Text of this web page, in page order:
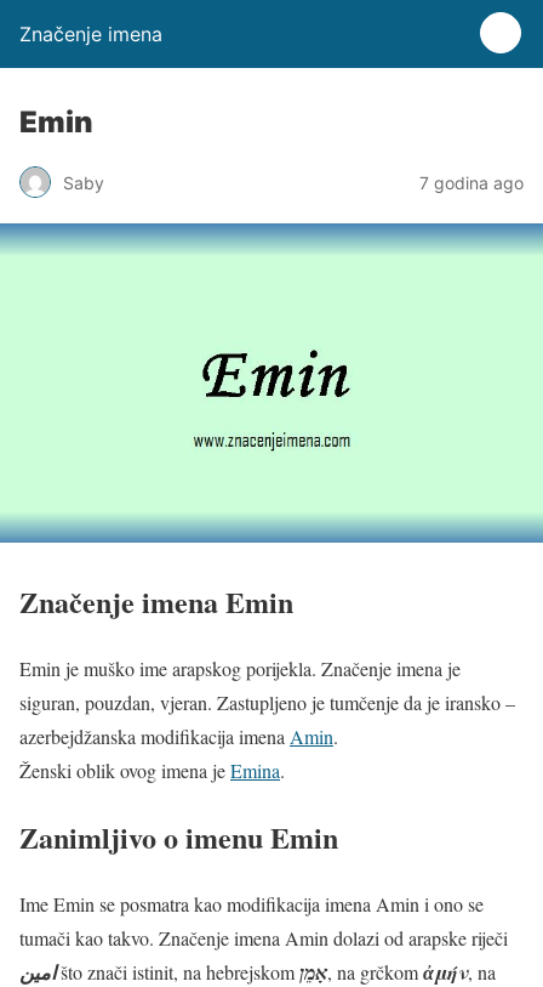
Značenje imena
Emin
Saby 7 godina ago
Značenje imena Emin
Emin je muško ime arapskog porijekla. Značenje imena je
siguran, pouzdan, vjeran. Zastupljeno je tumčenje da je iransko –
azerbejdžanska modifikacija imena Amin.
Ženski oblik ovog imena jeEmina.
Zanimljivo o imenu Emin
Ime Emin se posmatra kao modifikacija imena Amin i ono se
tumači kao takvo. Značenje imena Amin dolazi od arapske riječi
امينšto znači istinit, na hebrejskomאָמֵן, na grčkomἀμήν, na